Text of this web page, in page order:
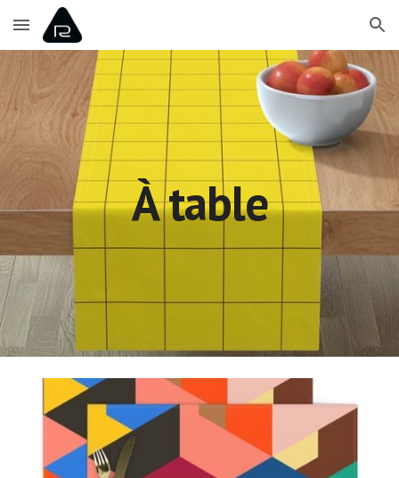
Skip to main content Skip to navigation
À table